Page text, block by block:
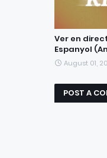
Ver en
Espanyol
August 01,
POST A